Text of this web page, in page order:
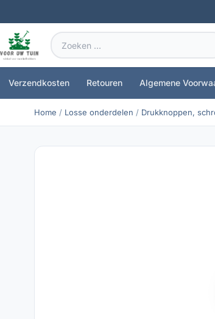
Zoeken
naar:
Verzendkosten Retouren Algemene
Home / Losse onderdelen / Drukknoppen,